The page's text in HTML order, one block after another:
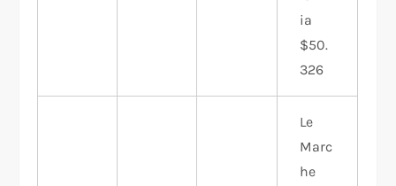
ia
$50.
326
Le
Marc
he